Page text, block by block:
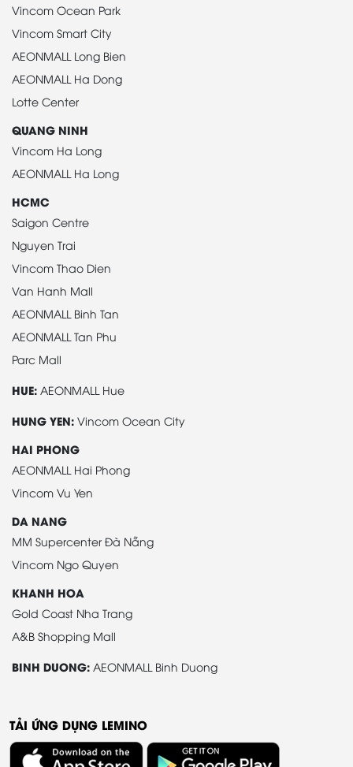
Vincom Ocean Park
Vincom Smart City
AEONMALL Long Bien
AEONMALL Ha Dong
Lotte Center
QUANG NINH
Vincom Ha Long
AEONMALL Ha Long
HCMC
Saigon Centre
Nguyen Trai
Vincom Thao Dien
Van Hanh Mall
AEONMALL Binh Tan
AEONMALL Tan Phu
Parc Mall
HUE: AEONMALL Hue
HUNG YEN: Vincom Ocean City
HAI PHONG
AEONMALL Hai Phong
Vincom Vu Yen
DA NANG
MM Supercenter Đà Nẵng
Vincom Ngo Quyen
KHANH HOA
Gold Coast Nha Trang
A&B Shopping Mall
BINH DUONG: AEONMALL Binh Duong
TẢI ỨNG DỤNG LEMINO